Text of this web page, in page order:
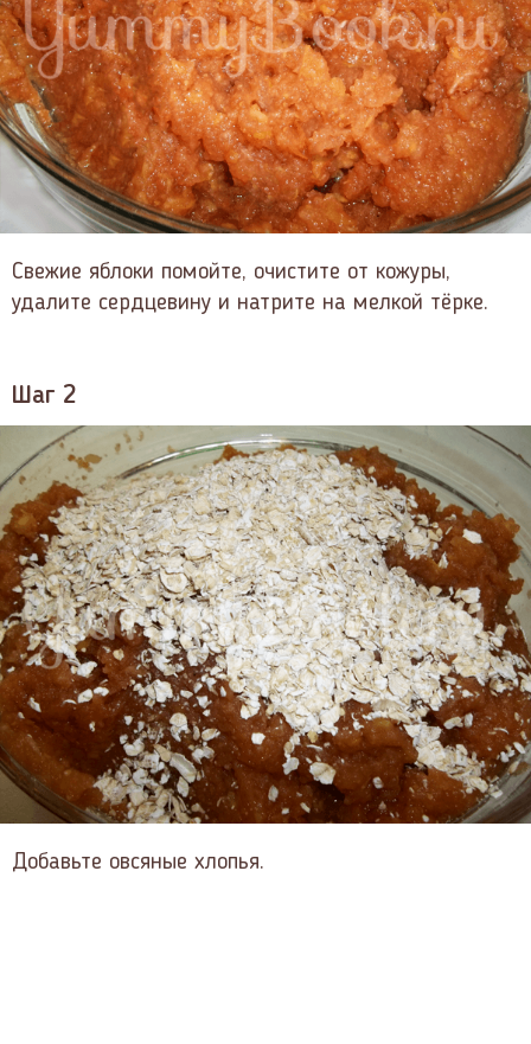
Свежие яблоки помойте, очистите от кожуры,
удалите сердцевину и натрите на мелкой тёрке.
Шаг 2
Добавьте овсяные хлопья.